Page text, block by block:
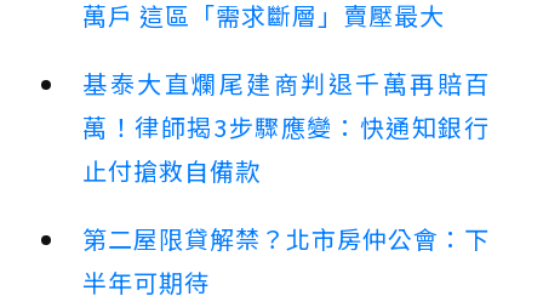
萬戶 這區「需求斷層」賣壓最大
基泰大直爛尾建商判退千萬再賠百
萬！律師揭3步驟應變：快通知銀行
止付搶救自備款
第二屋限貸解禁？北市房仲公會：下
半年可期待